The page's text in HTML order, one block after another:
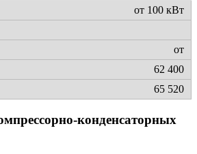
от 100 кВт
от
62 400
65 520
конденсаторных